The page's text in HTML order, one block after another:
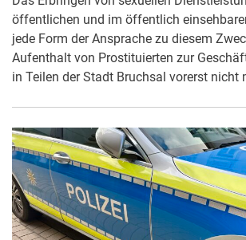
öffentlichen und im öffentlich
jede Form der Ansprache zu diesem
Aufenthalt von Prostituierten zur
in Teilen der Stadt Bruchsal vorerst nicht